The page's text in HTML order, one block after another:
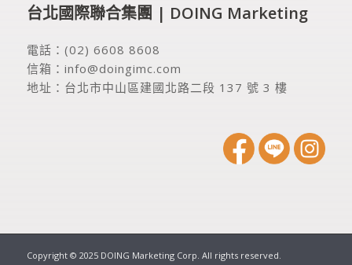
台北國際聯合集團 | DOING Marketing
電話： (02) 6608 8608
信箱： info@doingimc.com
地址： 台北市中山區建國北路二段 137 號 3 樓
Copyright © 2025 DOING Marketing Corp. All rights reserved.